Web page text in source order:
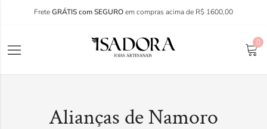
FreteGRÁTIS com SEGUROem compras acima de R$ 1600,00
0
Alianças de Namoro